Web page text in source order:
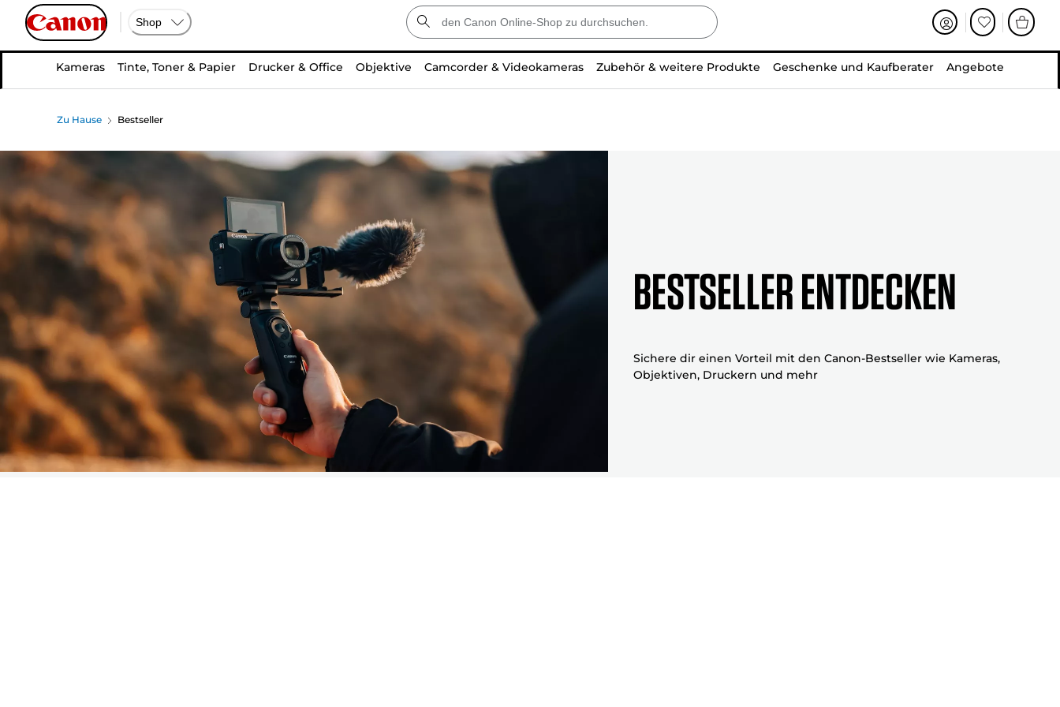
Shop
Kameras Tinte, Toner & Papier Drucker & Office Objektive Camcorder & Videokameras Zubehör & weitere Produkte Geschenke und Kaufberater Angebote
Zu Hause Bestseller
Bestseller entdecken
Sichere dir einen Vorteil mit den Canon-Bestseller wie Kameras,
Objektiven, Druckern und mehr